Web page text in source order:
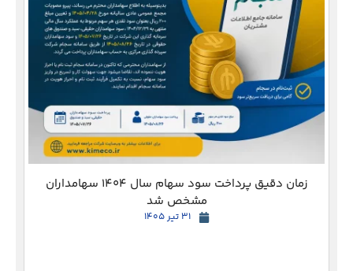
زمان دقیق پرداخت سود سهام سال 1404 سهامداران
مشخص شد
31 تیر 1405